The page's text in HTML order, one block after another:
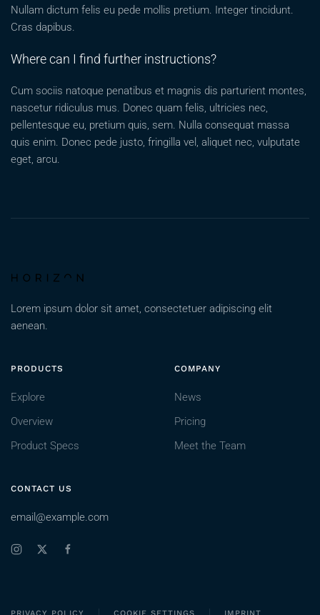
Nullam dictum felis eu pede mollis pretium. Integer tincidunt.
Cras dapibus.
Where can I find further instructions?
Cum sociis natoque penatibus et magnis dis parturient montes,
nascetur ridiculus mus. Donec quam felis, ultricies nec,
pellentesque eu, pretium quis, sem. Nulla consequat massa
quis enim. Donec pede justo, fringilla vel, aliquet nec, vulputate
eget, arcu.
Lorem ipsum dolor sit amet, consectetuer adipiscing elit
aenean.
PRODUCTS
Explore
Overview
Product Specs
COMPANY
News
Pricing
Meet the Team
CONTACT US
email@example.com